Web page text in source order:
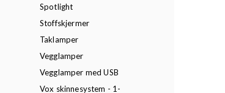
Spotlight
Stoffskjermer
Taklamper
Vegglamper
Vegglamper med USB
Vox skinnesystem - 1-